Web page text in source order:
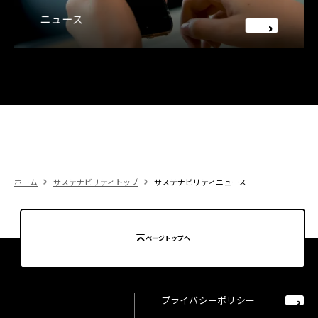
ニュース
ホーム サステナビリティトップ サステナビリティニュース
ページトップへ
プライバシーポリシー